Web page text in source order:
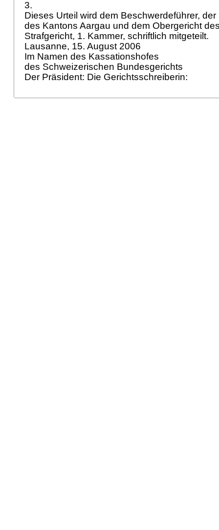
3.
Dieses Urteil wird dem Beschwerdeführer,
des Kantons Aargau und dem Obergericht
Strafgericht, 1. Kammer, schriftlich mitgeteilt.
Lausanne, 15. August 2006
Im Namen des Kassationshofes
des Schweizerischen Bundesgerichts
Der Präsident: Die Gerichtsschreiberin: